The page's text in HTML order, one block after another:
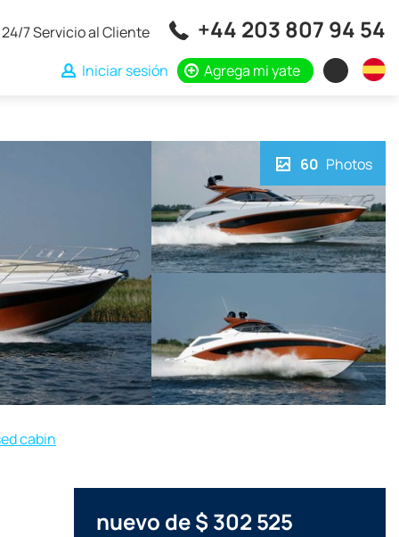
24/7 Servicio al Cliente +44 203 807 94 54
Iniciar sesión Agrega mi yate
60 Photos
cabin
nuevo de $ 302 525